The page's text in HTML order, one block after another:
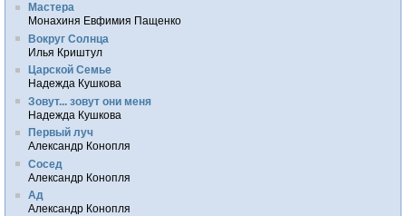
Мастера
Монахиня Евфимия Пащенко
Вокруг Солнца
Илья Криштул
Царской Семье
Надежда Кушкова
Зовут... зовут они меня
Надежда Кушкова
Первый луч
Александр Конопля
Сосед
Александр Конопля
Ад
Александр Конопля